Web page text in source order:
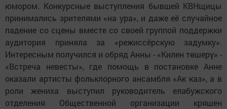
юмором. Конкурсные выступления бывшей КВНщицы
принимались зрителями «на ура», и даже её случайное
падение со сцены вместе со своей группой поддержки
аудитория приняла за «режиссёрскую задумку».
Интересным получился и обряд Анны - «Килен төшерү» -
«Встреча невесты», где помощь в постановке Анне
оказали артисты фольклорного ансамбля «Ак каз», а в
роли жениха выступил руководитель елабужского
отделения Общественной организации кряшен